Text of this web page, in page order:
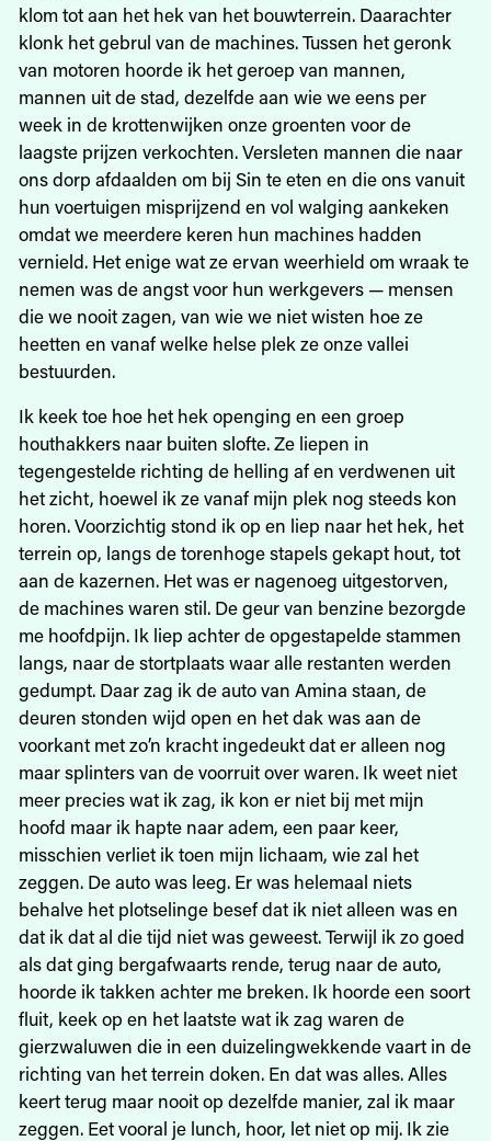
klom tot aan het hek van het bouwterrein. Daarachter
klonk het gebrul van de machines. Tussen het geronk
van motoren hoorde ik het geroep van mannen,
mannen uit de stad, dezelfde aan wie we eens per
week in de krottenwijken onze groenten voor de
laagste prijzen verkochten. Versleten mannen die naar
ons dorp afdaalden om bij Sin te eten en die ons vanuit
hun voertuigen misprijzend en vol walging aankeken
omdat we meerdere keren hun machines hadden
vernield. Het enige wat ze ervan weerhield om wraak te
nemen was de angst voor hun werkgevers — mensen
die we nooit zagen, van wie we niet wisten hoe ze
heetten en vanaf welke helse plek ze onze vallei
bestuurden.
Ik keek toe hoe het hek openging en een groep
houthakkers naar buiten slofte. Ze liepen in
tegengestelde richting de helling af en verdwenen uit
het zicht, hoewel ik ze vanaf mijn plek nog steeds kon
horen. Voorzichtig stond ik op en liep naar het hek, het
terrein op, langs de torenhoge stapels gekapt hout, tot
aan de kazernen. Het was er nagenoeg uitgestorven,
de machines waren stil. De geur van benzine bezorgde
me hoofdpijn. Ik liep achter de opgestapelde stammen
langs, naar de stortplaats waar alle restanten werden
gedumpt. Daar zag ik de auto van Amina staan, de
deuren stonden wijd open en het dak was aan de
voorkant met zo’n kracht ingedeukt dat er alleen nog
maar splinters van de voorruit over waren. Ik weet niet
meer precies wat ik zag, ik kon er niet bij met mijn
hoofd maar ik hapte naar adem, een paar keer,
misschien verliet ik toen mijn lichaam, wie zal het
zeggen. De auto was leeg. Er was helemaal niets
behalve het plotselinge besef dat ik niet alleen was en
dat ik dat al die tijd niet was geweest. Terwijl ik zo goed
als dat ging bergafwaarts rende, terug naar de auto,
hoorde ik takken achter me breken. Ik hoorde een soort
fluit, keek op en het laatste wat ik zag waren de
gierzwaluwen die in een duizelingwekkende vaart in de
richting van het terrein doken. En dat was alles. Alles
keert terug maar nooit op dezelfde manier, zal ik maar
zeggen. Eet vooral je lunch, hoor, let niet op mij. Ik zie